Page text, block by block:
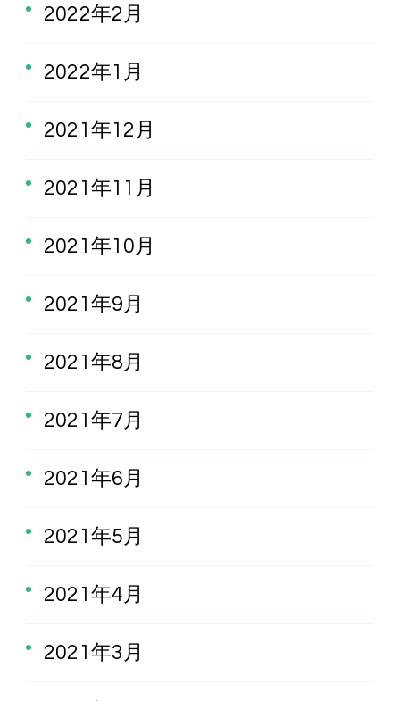
2022年2月
2022年1月
2021年12月
2021年11月
2021年10月
2021年9月
2021年8月
2021年7月
2021年6月
2021年5月
2021年4月
2021年3月